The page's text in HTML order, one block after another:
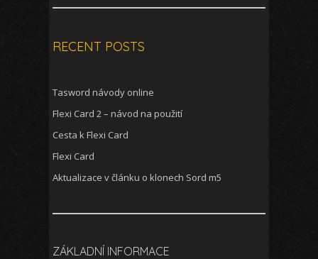
RECENT POSTS
Tasword návody online
Flexi Card 2 – návod na použití
Cesta k Flexi Card
Flexi Card
Aktualizace v článku o klonech Sord m5
ZÁKLADNÍ INFORMACE